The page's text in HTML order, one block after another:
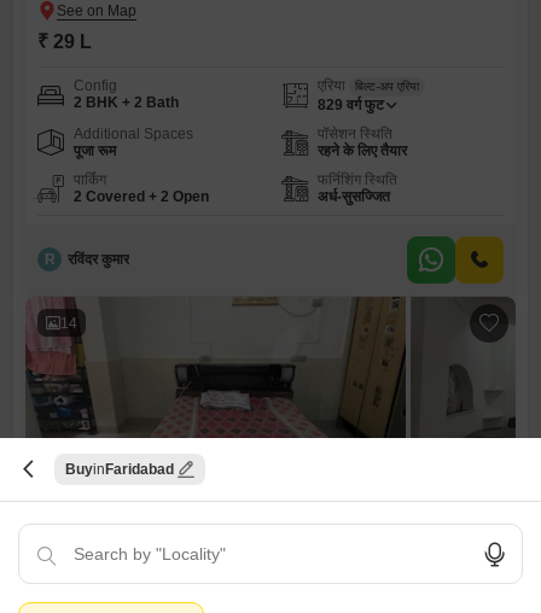
₹ 29 L
Config
2 BHK + 2 Bath
एरिया बिल्ट-अप एरिया
829 वर्ग फुट
Additional Spaces
पूजा रूम
पॉसेशन स्थिति
रहने के लिए तैयार
पार्किंग
2 Covered + 2 Open
फर्निशिंग स्थिति
अर्ध-सुसज्जित
R रविंदर कुमार
14
संजय इन्क्लेव
₹ 27.04 L
Buy Faridabad